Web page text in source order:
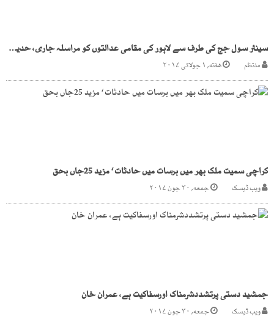
سینئر سول جج کی طرف سے لاہور کی مقامی عدالتوں کو مراسلہ جاری، حدیبیہ پیپرز ملز کیس کی کارروائی، فیصلے کی رپورٹ پیش کرنے کی ہدایت
منتظم هفته, ۱ جولائی ۲۰۱۷
کراچی سمیت ملک بھر میں برسات میں حادثات ‘ مزید 25جاں بحق
ویب ڈیسک جمعه, ۳۰ جون ۲۰۱۷
جمشید دستی پرتشددشرمناک اورسفاکیت ہے، عمران خان
ویب ڈیسک جمعه, ۳۰ جون ۲۰۱۷